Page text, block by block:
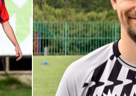
С возвращением в родной